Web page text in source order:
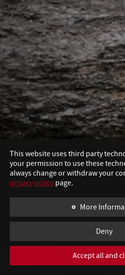
This website uses third party
your permission to use these
always change or withdraw your
privacy policy page.
More
Deny
Accept all and